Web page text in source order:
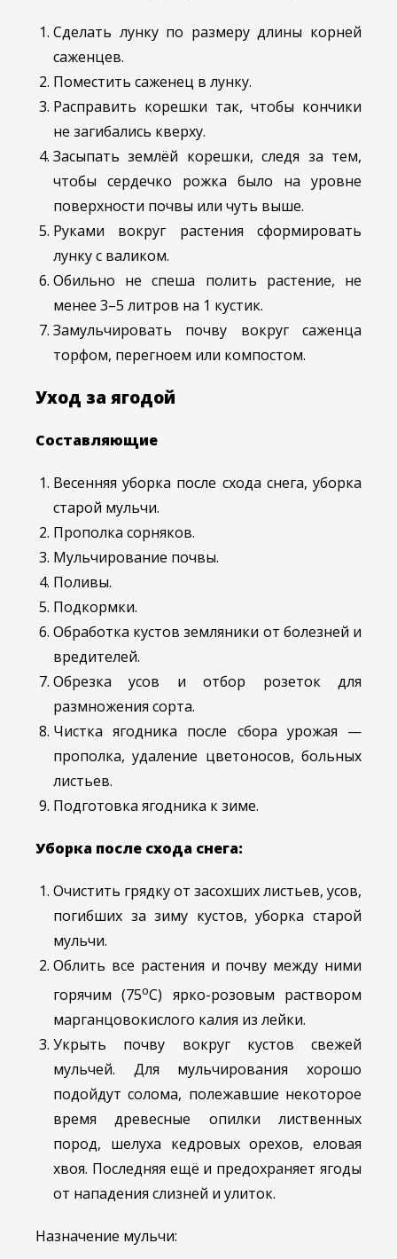
Сделать лунку по размеру длины корней
саженцев.
Поместить саженец в лунку.
Расправить корешки так, чтобы кончики
не загибались кверху.
Засыпать землёй корешки, следя за тем,
чтобы сердечко рожка было на уровне
поверхности почвы или чуть выше.
Руками вокруг растения сформировать
лунку с валиком.
Обильно не спеша полить растение, не
менее 3–5 литров на 1 кустик.
Замульчировать почву вокруг саженца
торфом, перегноем или компостом.
Уход за ягодой
Составляющие
Весенняя уборка после схода снега, уборка
старой мульчи.
Прополка сорняков.
Мульчирование почвы.
Поливы.
Подкормки.
Обработка кустов земляники от болезней и
вредителей.
Обрезка усов и отбор розеток для
размножения сорта.
Чистка ягодника после сбора урожая —
прополка, удаление цветоносов, больных
листьев.
Подготовка ягодника к зиме.
Уборка после схода снега:
Очистить грядку от засохших листьев, усов,
погибших за зиму кустов, уборка старой
мульчи.
Облить все растения и почву между ними
горячим (75оС) ярко-розовым раствором
марганцовокислого калия из лейки.
Укрыть почву вокруг кустов свежей
мульчей. Для мульчирования хорошо
подойдут солома, полежавшие некоторое
время древесные опилки лиственных
пород, шелуха кедровых орехов, еловая
хвоя. Последняя ещё и предохраняет ягоды
от нападения слизней и улиток.
Назначение мульчи: